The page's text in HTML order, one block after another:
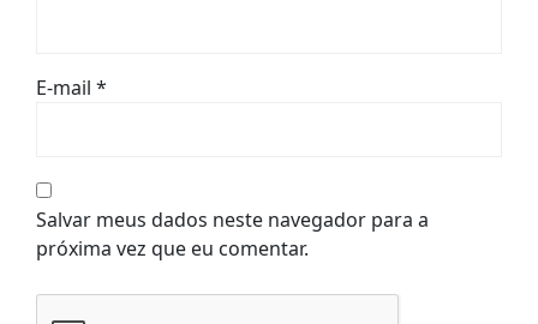
E-mail *
Salvar meus dados neste navegador para a
próxima vez que eu comentar.